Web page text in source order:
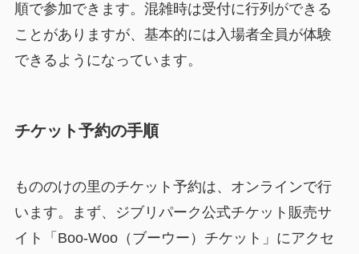
順で参加できます。混雑時は受付に行列ができる
ことがありますが、基本的には入場者全員が体験
できるようになっています。
チケット予約の手順
もののけの里のチケット予約は、オンラインで行
います。まず、ジブリパーク公式チケット販売サ
イト「Boo-Woo（ブーウー）チケット」にアクセ